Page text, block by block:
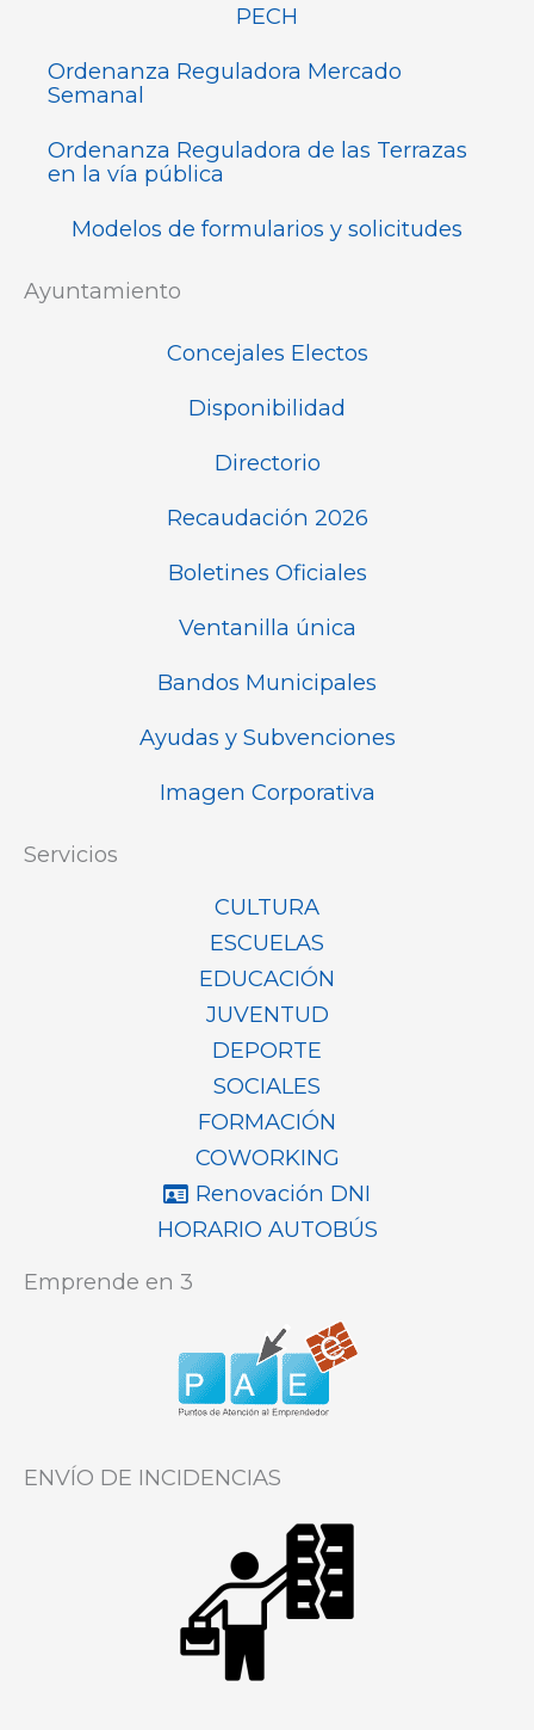
PECH
Ordenanza Reguladora Mercado
Semanal
Ordenanza Reguladora de las Terrazas
en la vía pública
Modelos de formularios y solicitudes
Ayuntamiento
Concejales Electos
Disponibilidad
Directorio
Recaudación 2026
Boletines Oficiales
Ventanilla única
Bandos Municipales
Ayudas y Subvenciones
Imagen Corporativa
Servicios
CULTURA
ESCUELAS
EDUCACIÓN
JUVENTUD
DEPORTE
SOCIALES
FORMACIÓN
COWORKING
Renovación DNI
HORARIO AUTOBÚS
Emprende en 3
ENVÍO DE INCIDENCIAS